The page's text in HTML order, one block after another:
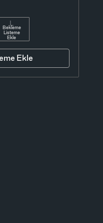
L
Bekleme
Listeme
Ekle
Ekle